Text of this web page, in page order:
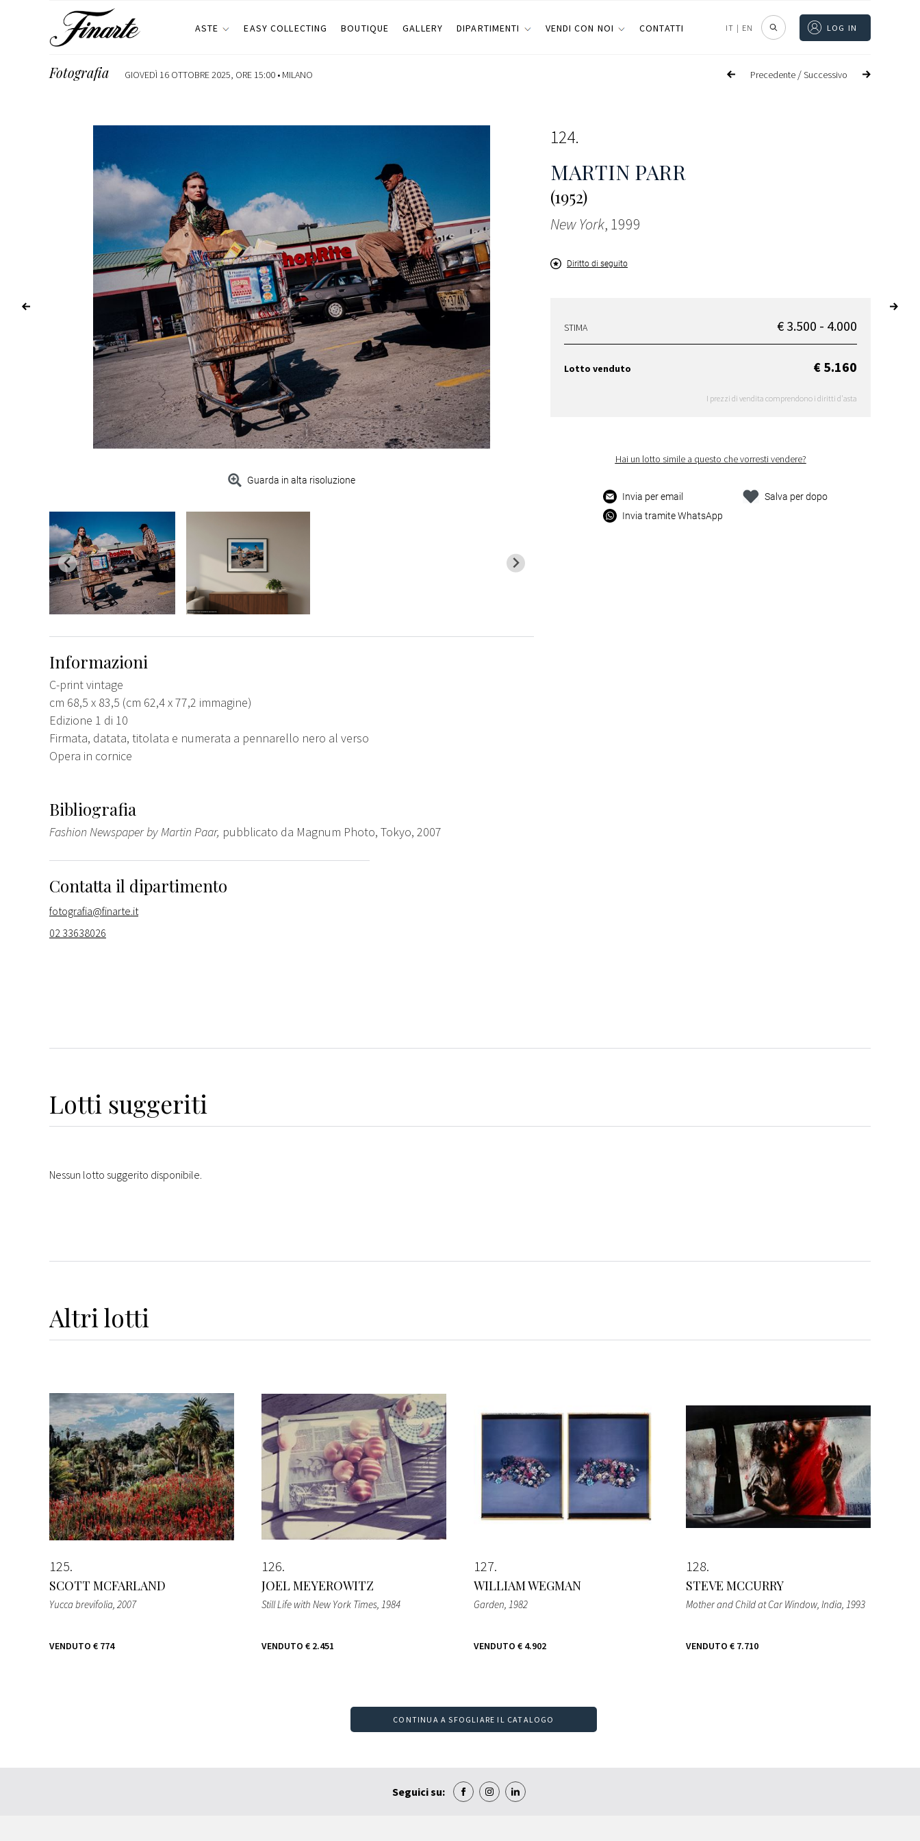
ASTE EASY COLLECTING BOUTIQUE GALLERY DIPARTIMENTI VENDI CON NOI CONTATTI IT | EN LOG IN
Precedente /Successivo
Fotografia GIOVEDÌ 16 OTTOBRE 2025, ORE 15:00 • MILANO
Guarda in alta risoluzione
124
MARTIN PARR
(1952)
New York, 1999
Diritto di seguito
STIMA € 3.500 - 4.000
Lotto venduto € 5.160
I prezzi di vendita comprendono i diritti d'asta
Hai un lotto simile a questo che vorresti vendere?
Invia per email
Invia tramite WhatsApp
Salva per dopo
Informazioni
C-print vintage
cm 68,5 x 83,5 (cm 62,4 x 77,2 immagine)
Edizione 1 di 10
Firmata, datata, titolata e numerata a pennarello nero al verso
Opera in cornice
Bibliografia
Fashion Newspaper by Martin Paar, pubblicato da Magnum Photo, Tokyo, 2007
Contatta il dipartimento
fotografia@finarte.it
02 33638026
Lotti suggeriti
Nessun lotto suggerito disponibile.
Altri lotti
125
SCOTT MCFARLAND
Yucca brevifolia, 2007
VENDUTO € 774
126
JOEL MEYEROWITZ
Still Life with New York Times, 1984
VENDUTO € 2.451
127
WILLIAM WEGMAN
Garden, 1982
VENDUTO € 4.902
128
STEVE MCCURRY
Mother and Child at Car Window, India, 1993
VENDUTO € 7.710
CONTINUA A SFOGLIARE IL CATALOGO
Seguici su: